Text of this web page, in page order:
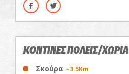
ΚΟΝΤΙΝΕΣ ΠΟΛΕΙΣ/ΧΩΡΙΑ
Σκούρα ~3.5Km